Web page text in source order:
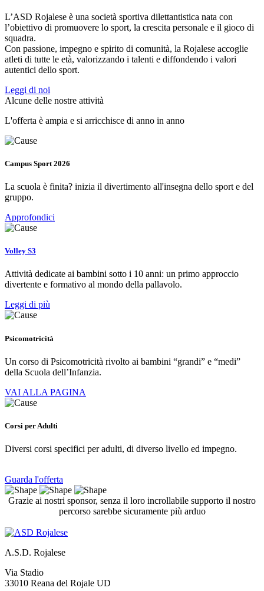
L’ASD Rojalese è una società sportiva dilettantistica nata con
l’obiettivo di promuovere lo sport, la crescita personale e il gioco di
squadra.
Con passione, impegno e spirito di comunità, la Rojalese accoglie
atleti di tutte le età, valorizzando i talenti e diffondendo i valori
autentici dello sport.
Leggi di noi
Alcune delle nostre attività
L'offerta è ampia e si arricchisce di anno in anno
Campus Sport 2026
La scuola è finita? inizia il divertimento all'insegna dello sport e del
gruppo.
Approfondici
Volley S3
Attività dedicate ai bambini sotto i 10 anni: un primo approccio
divertente e formativo al mondo della pallavolo.
Leggi di più
Psicomotricità
Un corso di Psicomotricità rivolto ai bambini “grandi” e “medi”
della Scuola dell’Infanzia.
VAI ALLA PAGINA
Corsi per Adulti
Diversi corsi specifici per adulti, di diverso livello ed impegno.
Guarda l'offerta
Grazie ai nostri sponsor, senza il loro incrollabile supporto il nostro
percorso sarebbe sicuramente più arduo
A.S.D. Rojalese
Via Stadio
33010 Reana del Rojale UD